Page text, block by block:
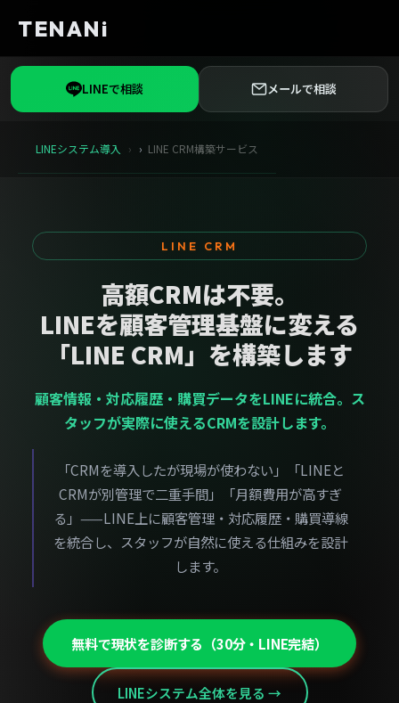
TENANi
LINEで相談 メールで相談
LINEシステム導入 LINE CRM構築サービス
LINE CRM
高額CRMは不要。
LINEを顧客管理基盤に変える
「LINE CRM」を構築します
顧客情報・対応履歴・購買データをLINEに統合。ス
タッフが実際に使えるCRMを設計します。
「CRMを導入したが現場が使わない」「LINEと
CRMが別管理で二重手間」「月額費用が高すぎ
る」——LINE上に顧客管理・対応履歴・購買導線
を統合し、スタッフが自然に使える仕組みを設計
します。
無料で現状を診断する（30分・LINE完結）
LINEシステム全体を見る →